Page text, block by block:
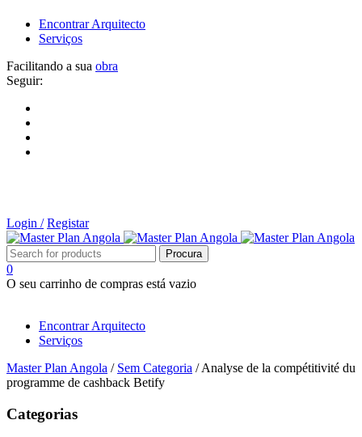
Encontrar Arquitecto
Serviços
Facilitando a sua obra
Seguir:
Login / Registar
0
O seu carrinho de compras está vazio
Encontrar Arquitecto
Serviços
Master Plan Angola / Sem Categoria / Analyse de la compétitivité du
programme de cashback Betify
Categorias